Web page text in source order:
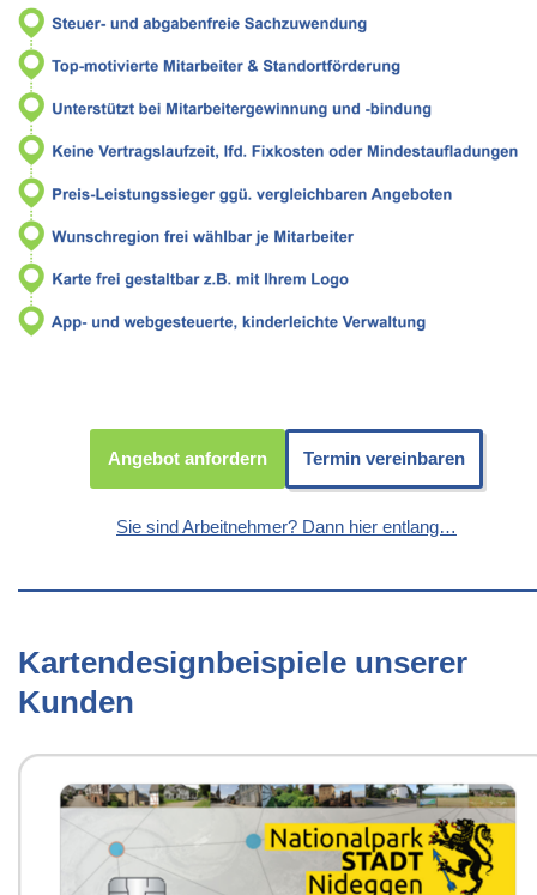
Angebot anfordern Termin vereinbaren
Sie sind Arbeitnehmer? Dann hier entlang…
Kartendesignbeispiele unserer
Kunden